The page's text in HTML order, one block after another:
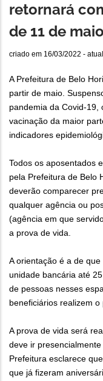
retornará
de 11 de maio
criado em 16/03/2022 -
A Prefeitura de Belo
partir de maio.
pandemia da Covid-19,
vacinação da maior
indicadores
Todos os aposentados
pela Prefeitura de Belo
deverão comparecer
qualquer agência ou
(agência em que
a prova de vida.
A orientação é a de
unidade bancária até
de pessoas nesses
beneficiários realizem
A prova de vida será
deve ir
Prefeitura esclarece
que já fizeram